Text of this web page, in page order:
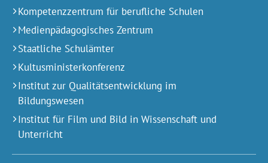
Kompetenzzentrum für berufliche Schulen
Medienpädagogisches Zentrum
Staatliche Schulämter
Kultusministerkonferenz
Institut zur Qualitätsentwicklung im
Bildungswesen
Institut für Film und Bild in Wissenschaft und
Unterricht